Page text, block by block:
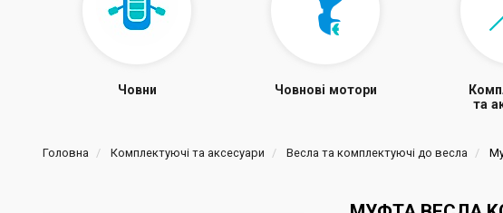
Човни Човнові мотори
та
Головна Комплектуючі та аксесуари Весла та комплектуючі до весла